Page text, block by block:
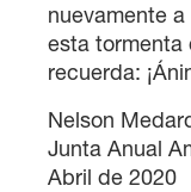
nuevamente
esta tormenta
recuerda:
Nelson
Junta Anual
Abril de 2020